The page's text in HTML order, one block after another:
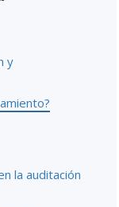
y
la auditación